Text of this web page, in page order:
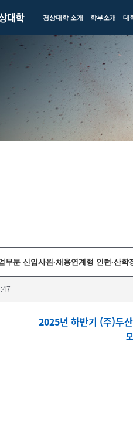
교
한양대학교
ERICA
경상대학
경상대학 소개 학부소개 대
부문 신입사원·채용연계형 인턴·산
2025년 하반기 (주)두